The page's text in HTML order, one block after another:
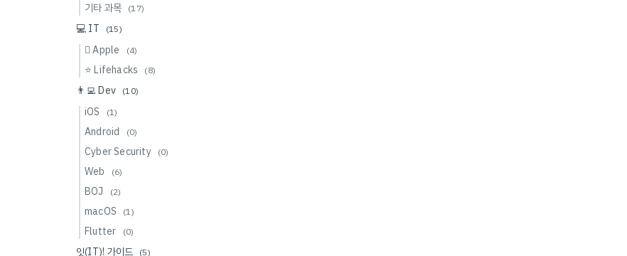
기타 과목 (17)
💻 IT (15)
 Apple (4)
⭐️ Lifehacks (8)
👨‍💻 Dev (10)
iOS (1)
Android (0)
Cyber Security (0)
Web (6)
BOJ (2)
macOS (1)
Flutter (0)
잇(IT)! 가이드 (5)